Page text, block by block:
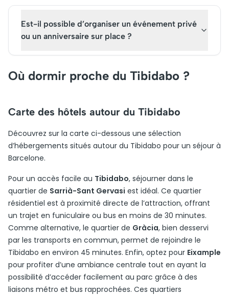
Est-il possible d’organiser un événement privé
ou un anniversaire sur place ?
Où dormir proche du Tibidabo ?
Carte des hôtels autour du Tibidabo
Découvrez sur la carte ci-dessous une sélection
d’hébergements situés autour du Tibidabo pour un séjour à
Barcelone.
Pour un accès facile au Tibidabo, séjourner dans le
quartier de Sarrià-Sant Gervasi est idéal. Ce quartier
résidentiel est à proximité directe de l’attraction, offrant
un trajet en funiculaire ou bus en moins de 30 minutes.
Comme alternative, le quartier de Gràcia, bien desservi
par les transports en commun, permet de rejoindre le
Tibidabo en environ 45 minutes. Enfin, optez pour Eixample
pour profiter d’une ambiance centrale tout en ayant la
possibilité d’accéder facilement au parc grâce à des
liaisons métro et bus rapprochées. Ces quartiers